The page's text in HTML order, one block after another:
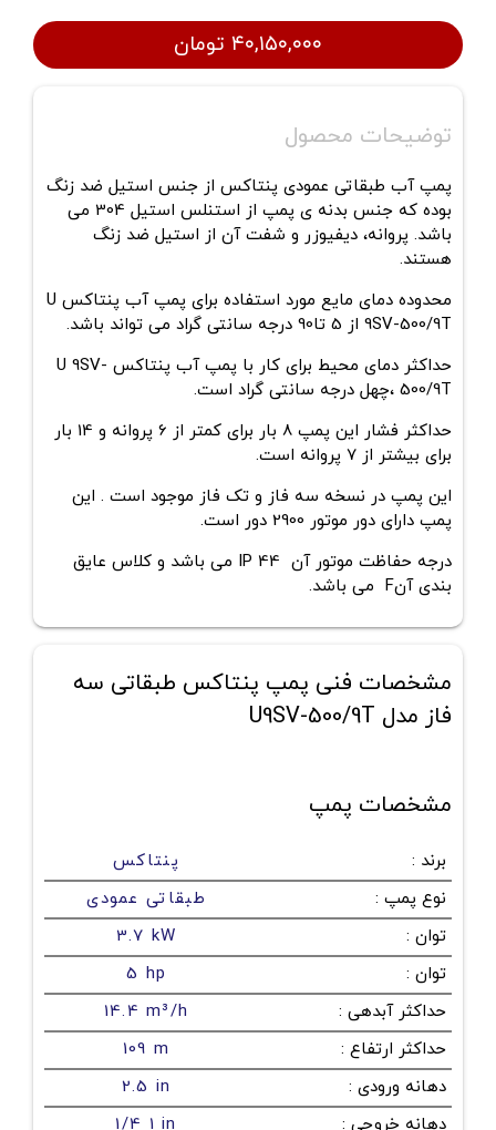
۴۰,۱۵۰,۰۰۰ تومان
توضیحات محصول
پمپ آب طبقاتی عمودی پنتاکس از جنس استیل ضد زنگ
بوده که جنس بدنه ی پمپ از استنلس استیل 304 می
باشد. پروانه، دیفیوزر و شفت آن از استیل ضد زنگ
هستند.
محدوده دمای مایع مورد استفاده برای پمپ آب پنتاکس U
9SV-500/9T از 5 تا90 درجه سانتی گراد می تواند باشد.
حداکثر دمای محیط برای کار با پمپ آب پنتاکس U 9SV-
500/9T ،چهل درجه سانتی گراد است.
حداکثر فشار این پمپ 8 بار برای کمتر از 6 پروانه و 14 بار
برای بیشتر از 7 پروانه است.
این پمپ در نسخه سه فاز و تک فاز موجود است . این
پمپ دارای دور موتور 2900 دور است.
درجه حفاظت موتور آن IP 44 می باشد و کلاس عایق
بندی آنF می باشد.
مشخصات فنی پمپ پنتاکس طبقاتی سه
فاز مدل U9SV-500/9T
مشخصات پمپ
برند :
پنتاکس
نوع پمپ :
طبقاتی عمودی
توان :
3.7 kW
توان :
5 hp
حداکثر آبدهی :
14.4 m³/h
حداکثر ارتفاع :
109 m
دهانه ورودی :
2.5 in